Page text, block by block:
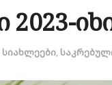
სიახლეები,